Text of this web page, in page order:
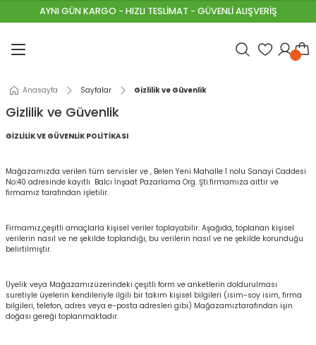
AYNI GÜN KARGO - HIZLI TESLİMAT - GÜVENLİ ALIŞVERİŞ
Geri Dön
Tutucular
Telleri
Çitler
Geri Dön
Boyaları
Ürünleri
Boyaları
Geri Dön
Geri Dön
Malzemeleri
& Çivi Çakma Makineleri
Geri Dön
Geri Dön
Galvanizli Teller
Geri Dön
Geri Dön
& ÇAKIL
HASIR
Geri Dön
Kalıp
Geri Dön
Yalıtımları
Malzemeleri
Geri Dön
HARÇLARI
Anasayfa Sayfalar Gizlilik ve Güvenlik
Gizlilik ve Güvenlik
GİZLİLİK VE GÜVENLİK POLİTİKASI
Mağazamızda verilen tüm servisler ve , Belen Yeni Mahalle 1 nolu Sanayi Caddesi
No:40 adresinde kayıtlı Balcı İnşaat Pazarlama Org. Şti.firmamıza aittir ve
firmamız tarafından işletilir.
Firmamız,çeşitli amaçlarla kişisel veriler toplayabilir. Aşağıda, toplanan kişisel
verilerin nasıl ve ne şekilde toplandığı, bu verilerin nasıl ve ne şekilde korunduğu
belirtilmiştir.
Üyelik veya Mağazamızüzerindeki çeşitli form ve anketlerin doldurulması
suretiyle üyelerin kendileriyle ilgili bir takım kişisel bilgileri (isim-soy isim, firma
bilgileri, telefon, adres veya e-posta adresleri gibi) Mağazamıztarafından işin
doğası gereği toplanmaktadır.